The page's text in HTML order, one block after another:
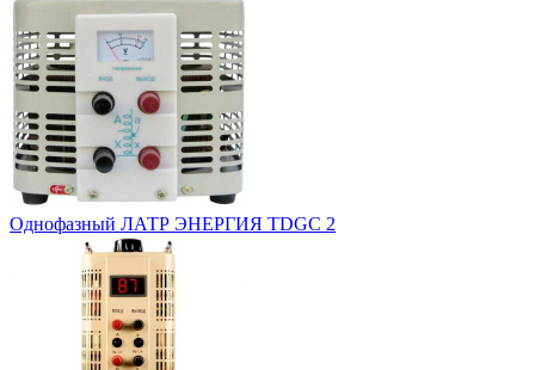
Однофазный ЛАТР ЭНЕРГИЯ TDGC 2